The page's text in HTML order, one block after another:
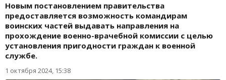
Новым постановлением правительства
предоставляется возможность командирам
воинских частей выдавать направления на
прохождение военно-врачебной комиссии с целью
установления пригодности граждан к военной
службе.
1 октября 2024, 15:38